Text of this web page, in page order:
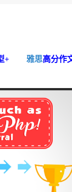
+ 雅思高分作